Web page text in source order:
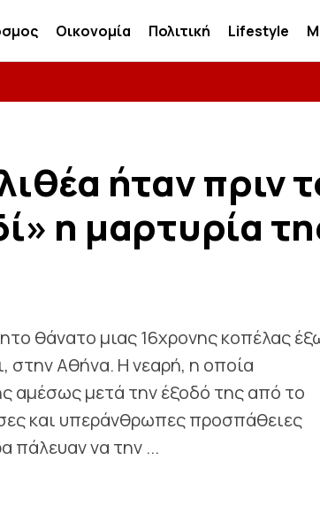
Οικονομία Πολιτική Lifestyle
ήταν πριν
η μαρτυρία
θάνατο μιας 16χρονης κοπέλας
στην Αθήνα. Η νεαρή, η οποία
αμέσως μετά την έξοδό της από το
και υπεράνθρωπες προσπάθειες
πάλευαν να την ...